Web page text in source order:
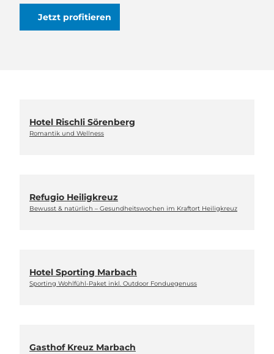
Jetzt profitieren
Hotel Rischli Sörenberg
Romantik und Wellness
Refugio Heiligkreuz
Bewusst & natürlich – Gesundheitswochen im Kraftort Heiligkreuz
Hotel Sporting Marbach
Sporting Wohlfühl-Paket inkl. Outdoor Fonduegenuss
Gasthof Kreuz Marbach